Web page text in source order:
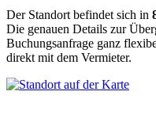
Der Standort befindet sich in
Die genauen Details zur
Buchungsanfrage ganz
direkt mit dem Vermieter.